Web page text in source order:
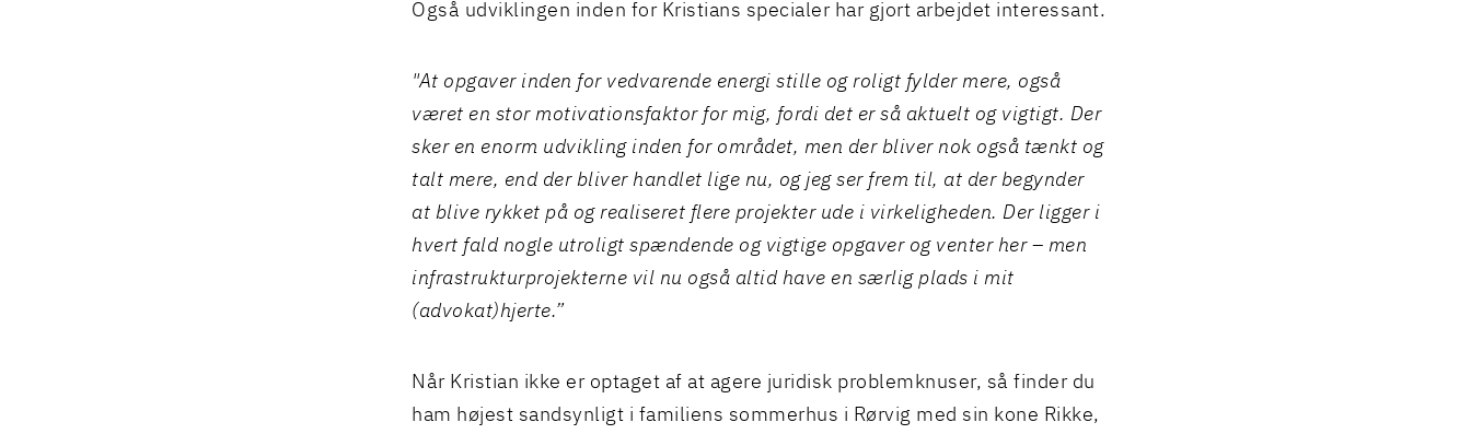
Også udviklingen inden for Kristians specialer har gjort arbejdet interessant.
"At opgaver inden for vedvarende energi stille og roligt fylder mere, også
været en stor motivationsfaktor for mig, fordi det er så aktuelt og vigtigt. Der
sker en enorm udvikling inden for området, men der bliver nok også tænkt og
talt mere, end der bliver handlet lige nu, og jeg ser frem til, at der begynder
at blive rykket på og realiseret flere projekter ude i virkeligheden. Der ligger i
hvert fald nogle utroligt spændende og vigtige opgaver og venter her – men
infrastrukturprojekterne vil nu også altid have en særlig plads i mit
(advokat)hjerte.”
Når Kristian ikke er optaget af at agere juridisk problemknuser, så finder du
ham højest sandsynligt i familiens sommerhus i Rørvig med sin kone Rikke,